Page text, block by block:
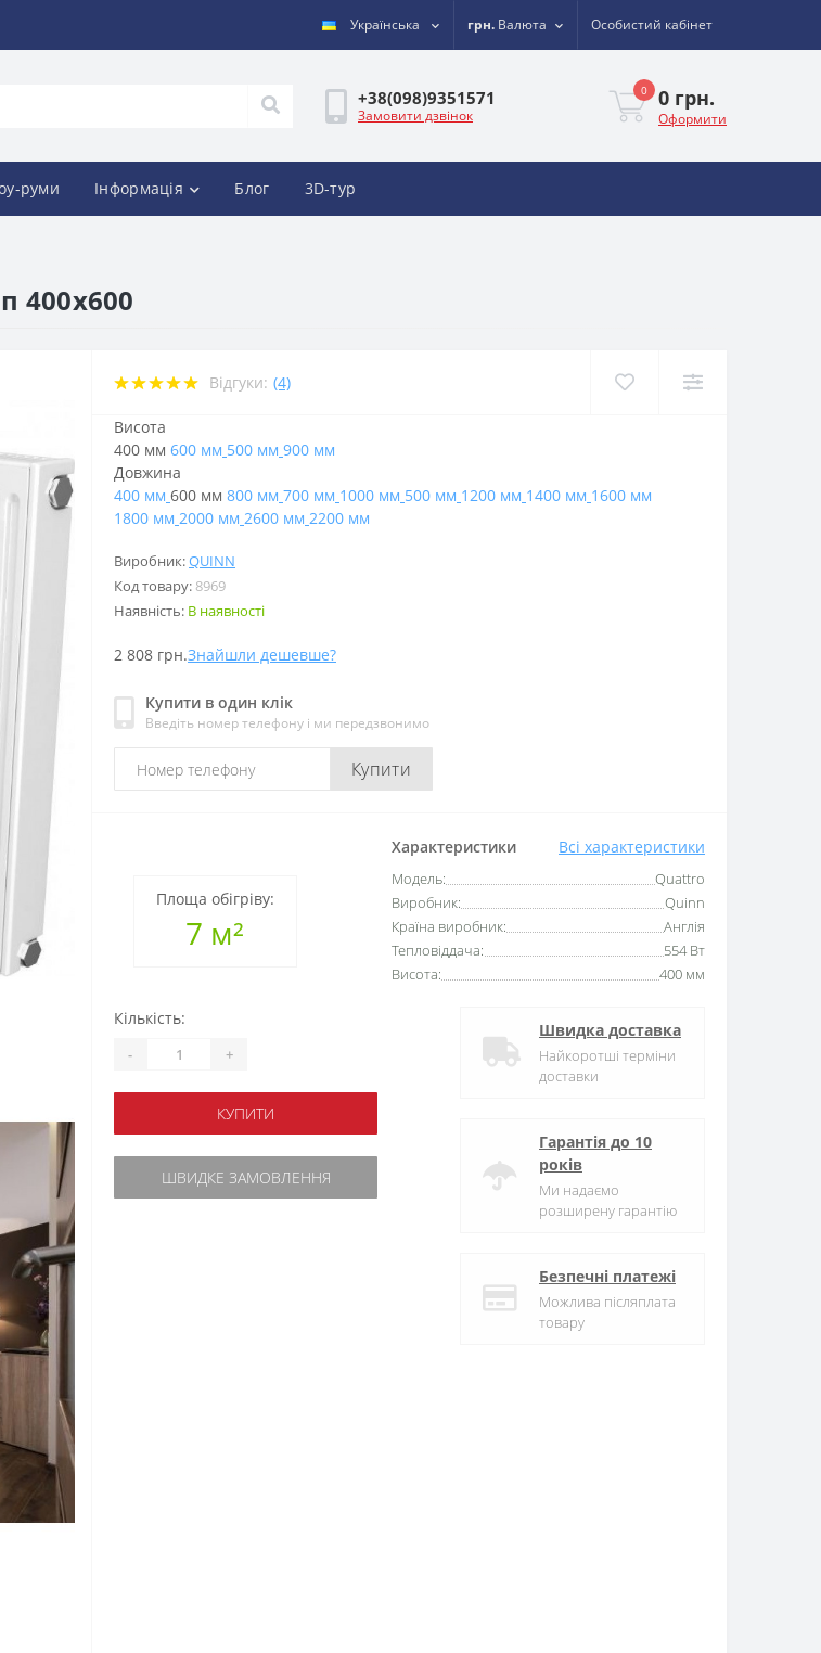
Українська грн. Валюта Особистий кабінет
+38(098)9351571
Замовити дзвінок
0 0 грн.
Оформити
руми Інформація Блог 3D-тур
400х600
Відгуки: (4)
Виробник:QUINN
Код товару: 8969
Наявність: В наявності
2 808 грн.Знайшли дешевше?
Купити в один клік
Введіть номер телефону і ми передзвонимо
Купити
Площа обігріву:
7 м²
Характеристики Всі характеристики
Модель:
Quattro
Виробник:
Quinn
Країна виробник:
Англія
Тепловіддача:
554 Вт
Висота:
400 мм
Висота
400 мм 600 мм 500 мм 900 мм
Довжина
400 мм 600 мм 800 мм 700 мм 1000 мм 500 мм 1200 мм 1400 мм 1600 мм
1800 мм 2000 мм 2600 мм 2200 мм
Кількість:
- +
КУПИТИ
ШВИДКЕ ЗАМОВЛЕННЯ
Швидка доставка
Найкоротші терміни
доставки
Гарантія до 10
років
Ми надаємо
розширену гарантію
Безпечні платежі
Можлива післяплата
товару